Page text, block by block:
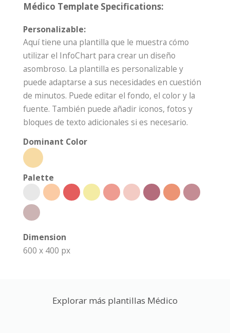
Médico Template Specifications:
Personalizable:
Aquí tiene una plantilla que le muestra cómo
utilizar el InfoChart para crear un diseño
asombroso. La plantilla es personalizable y
puede adaptarse a sus necesidades en cuestión
de minutos. Puede editar el fondo, el color y la
fuente. También puede añadir iconos, fotos y
bloques de texto adicionales si es necesario.
Dominant Color
Palette
Dimension
600 x 400 px
Explorar más plantillas Médico